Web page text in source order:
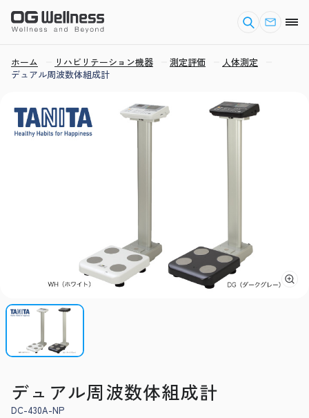
ホーム リハビリテーション機器 測定評価
人体測定
デュアル周波数体組成計
デュアル周波数体組成計
DC-430A-NP